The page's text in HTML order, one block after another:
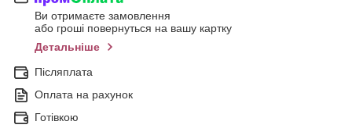
Ви отримаєте замовлення
або гроші повернуться на вашу картку
Детальніше
Післяплата
Оплата на рахунок
Готівкою